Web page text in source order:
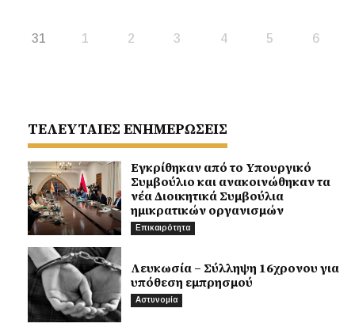
31 1 2 3 4 5 6
ΤΕΛΕΥΤΑΙΕΣ ΕΝΗΜΕΡΩΣΕΙΣ
Εγκρίθηκαν από το Υπουργικό
Συμβούλιο και ανακοινώθηκαν τα
νέα Διοικητικά Συμβούλια
ημικρατικών οργανισμών
Επικαιρότητα
Λευκωσία – Σύλληψη 16χρονου για
υπόθεση εμπρησμού
Αστυνομία